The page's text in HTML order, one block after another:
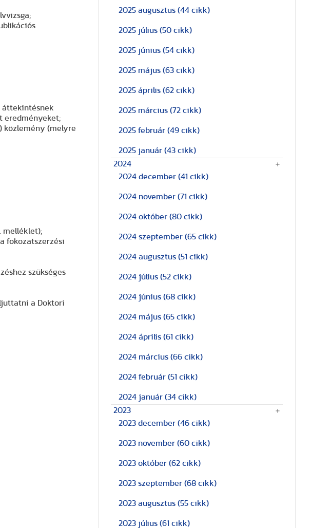
áttekintésnek
eredményeket;
közlemény (melyre
melléklet);
fokozatszerzési
szükséges
a Doktori
2025 augusztus (44 cikk)
2025 július (50 cikk)
2025 június (54 cikk)
2025 május (63 cikk)
2025 április (62 cikk)
2025 március (72 cikk)
2025 február (49 cikk)
2025 január (43 cikk)
2024
2024 december (41 cikk)
2024 november (71 cikk)
2024 október (80 cikk)
2024 szeptember (65 cikk)
2024 augusztus (51 cikk)
2024 július (52 cikk)
2024 június (68 cikk)
2024 május (65 cikk)
2024 április (61 cikk)
2024 március (66 cikk)
2024 február (51 cikk)
2024 január (34 cikk)
2023
2023 december (46 cikk)
2023 november (60 cikk)
2023 október (62 cikk)
2023 szeptember (68 cikk)
2023 augusztus (55 cikk)
2023 július (61 cikk)